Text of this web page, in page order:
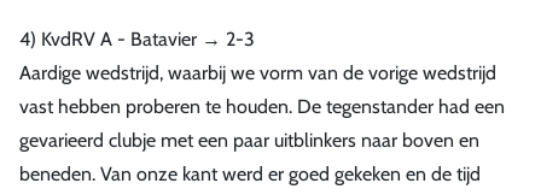
4) KvdRV A - Batavier → 2-3
Aardige wedstrijd, waarbij we vorm van de vorige wedstrijd
vast hebben proberen te houden. De tegenstander had een
gevarieerd clubje met een paar uitblinkers naar boven en
beneden. Van onze kant werd er goed gekeken en de tijd